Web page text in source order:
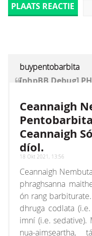
PLAATS REACTIE
buypentobarbita
[phpBB Debug]
[ROOT]/
on line1236:
array or an
Ceannaigh
Ceannaigh
díol.
18 Okt 2021, 13:56
Ceannaigh
phraghsanna
ón rang
dhruga codlata
imní (i.e.
nua-